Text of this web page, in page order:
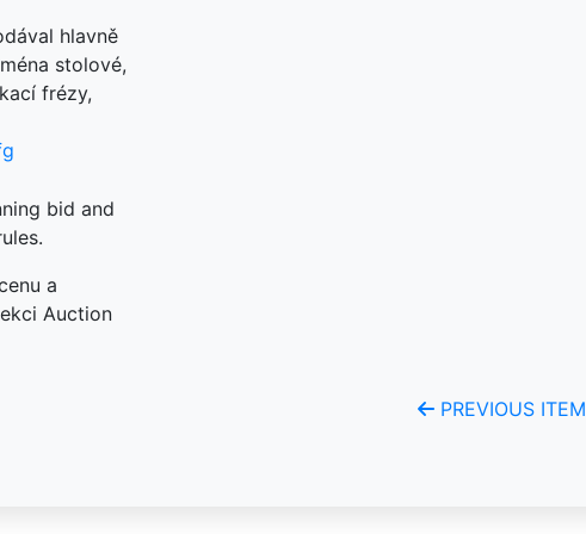
hlavně
stolové,
frézy,
bid and
a
Auction
PREVIOUS ITEM